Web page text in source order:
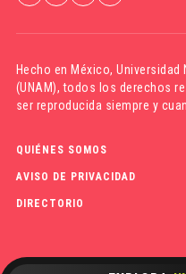
Hecho en México,Universidad
(UNAM), todos los derechos
ser reproducida siempre y
QUIÉNES SOMOS
AVISO DE PRIVACIDAD
DIRECTORIO